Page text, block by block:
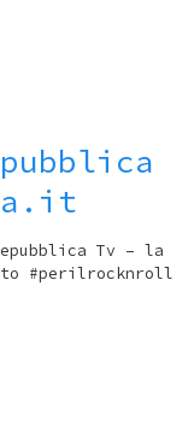
Tv – la
#perilrocknroll